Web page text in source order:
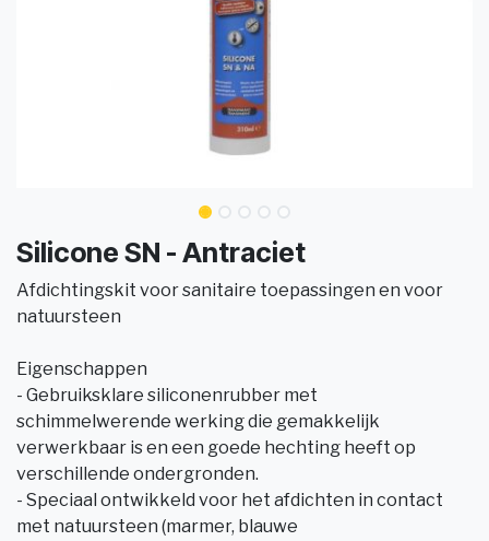
Silicone SN - Antraciet
Afdichtingskit voor sanitaire toepassingen en voor
natuursteen
Eigenschappen
- Gebruiksklare siliconenrubber met
schimmelwerende werking die gemakkelijk
verwerkbaar is en een goede hechting heeft op
verschillende ondergronden.
- Speciaal ontwikkeld voor het afdichten in contact
met natuursteen (marmer, blauwe